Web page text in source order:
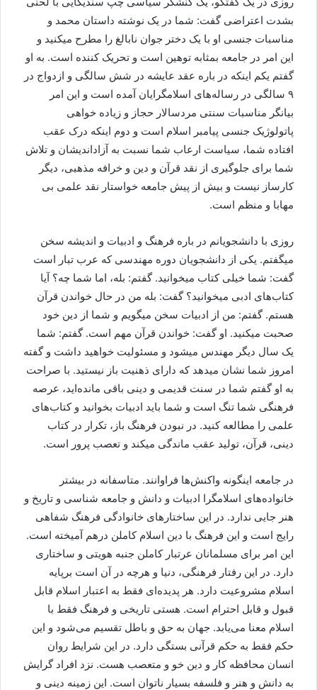
بشدت اعتراضی گفت: شما در یک نوشته داستان محمد و
مناسبات جنسی او با یک دختر جوان نابالغ را مطرح میکنید و
این امر در جامعه بمثابه توهین است و تحریک کننده است. به او
گفتم یکم اینکه در باره عقد عایشه در شش سالگی و ازدواج در
۹ سالگی در رساله‌های اسلامگرایان آمده است و این امر
بیانگر مناسبات سنتی مردسالار حجاز و زیاده خواهی
پاتولوژیک جنسی پیامبر اسلام است و دوم اینکه درک عقب
افتاده شما، سیاست ارعاب شما نسبت به آزاداندیشان و تلاش
شما برای جلوگیری از نقد قرآن و دین و خرافه مذهبی، دیگر
کارساز نیست و بیش از پیش جامعه خواستار نقد علمی بی
مهابا و منظم است.
روزی با دانشجویانم در باره فرهنگ و ادبیات و اندیشه سخن
میگفتم. یکی از دانشجویان دوره مهندسی که عرب تبار است
گفت: شما خیلی کتاب میخوانید. گفتم: بله، اما شما چه؟ آیا
کتاب‌های ادبی میخوانید؟ گفت: بله من در حال خواندن قرآن
هستم. گفتم: من از ادبیات سخن میگویم و شما از دین خود
صحبت میکنید. او گفت: خواندن قرآن مهم است. گفتم: شما
یک سال دیگر مهندس میشود و مسئولیت خواهید داشت و گفته
امروز شما نشان میدهد که دارای ذهنیت باز نیستید. با صراحت
به او گفتم شما در سنت قدیمی و دینی باقی مانده‌اید، عرصه
فرهنگی شما تنگ است و شما باید ادبیات بخوانید و کتاب‌های
علمی را مطالعه کنید. در نبودن فرهنگ باز، تکرار در کتاب
دینی، قرآن، تولید عقب ماندگی میکند و تعصب پرور است.
در جامعه اینگونه واکنش‌ها فراوانند. متاسفانه در بیشتر
خانواده‌های اسلامگرا ادبیات و دانش و جامعه شناسی و تاریخ و
هنر جایی ندارد. در این ساختارهای خانوادگی فرهنگ شفاهی
رایج است و این فرهنگ با دین اسلام کاملن درهم آمیخته است.
این امر برای مسلمانان عرتبار کاملن جنبه هویتی و ساختاری
دارد. در این رفتار فرهنگی، دنیا و هرچه در آن است برپایه
اسلام مشروعیت دارد. هر پدیده‌ای فقط به اعتبار اسلام قابل
قبول و قابل احترام است. هستی تاریخی و فرهنگ فقط با
اسلام معنا می‌یابد. جهان به حق و باطل تقسیم می‌شود و این
حکم فقط به حکم قرآنی بستگی دارد. در این شرایط روان
انسان محافظه کار و دین خو و متعصب هست. نزد افراد گرایش
به دانش و هنر و فلسفه بسیار ناتوان است. این زمینه دینی و